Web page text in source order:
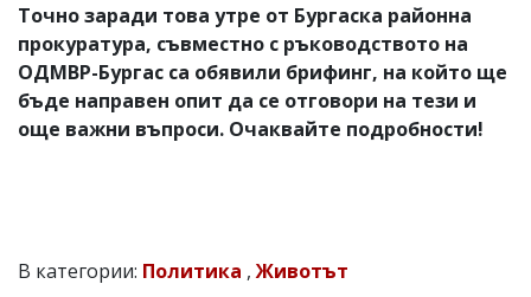
Точно заради това утре от Бургаска районна
прокуратура, съвместно с ръководството на
ОДМВР-Бургас са обявили брифинг, на който ще
бъде направен опит да се отговори на тези и
още важни въпроси. Очаквайте подробности!
В категории: Политика ,Животът